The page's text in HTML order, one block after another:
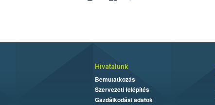
Hivatalunk
Bemutatkozás
Szervezeti felépítés
Gazdálkodási adatok